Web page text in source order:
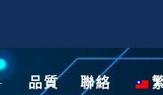
品質 聯絡